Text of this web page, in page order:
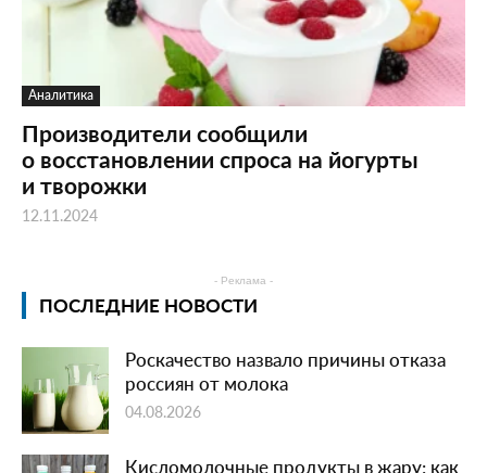
Аналитика
Производители сообщили
о восстановлении спроса на йогурты
и творожки
12.11.2024
- Реклама -
ПОСЛЕДНИЕ НОВОСТИ
Роскачество назвало причины отказа
россиян от молока
04.08.2026
Кисломолочные продукты в жару: как